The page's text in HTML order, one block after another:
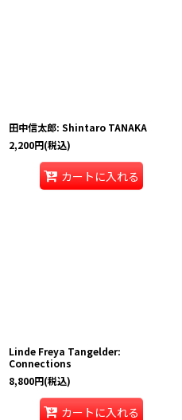
田中信太郎: Shintaro TANAKA
2,200円(税込)
カートに入れる
Linde Freya Tangelder:
Connections
8,800円(税込)
カートに入れる